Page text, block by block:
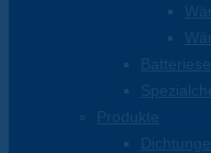
Produkte